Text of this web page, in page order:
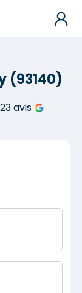
(93140)
avis